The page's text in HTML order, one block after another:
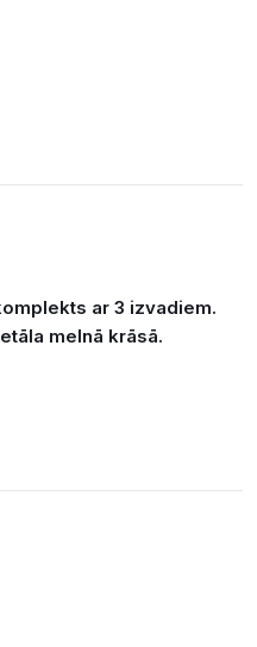
ar 3 izvadiem.
melnā krāsā.